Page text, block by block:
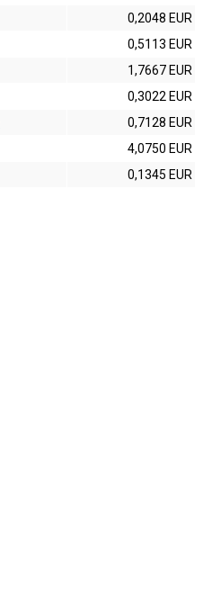
0,2048 EUR
0,5113 EUR
1,7667 EUR
0,3022 EUR
0,7128 EUR
4,0750 EUR
0,1345 EUR